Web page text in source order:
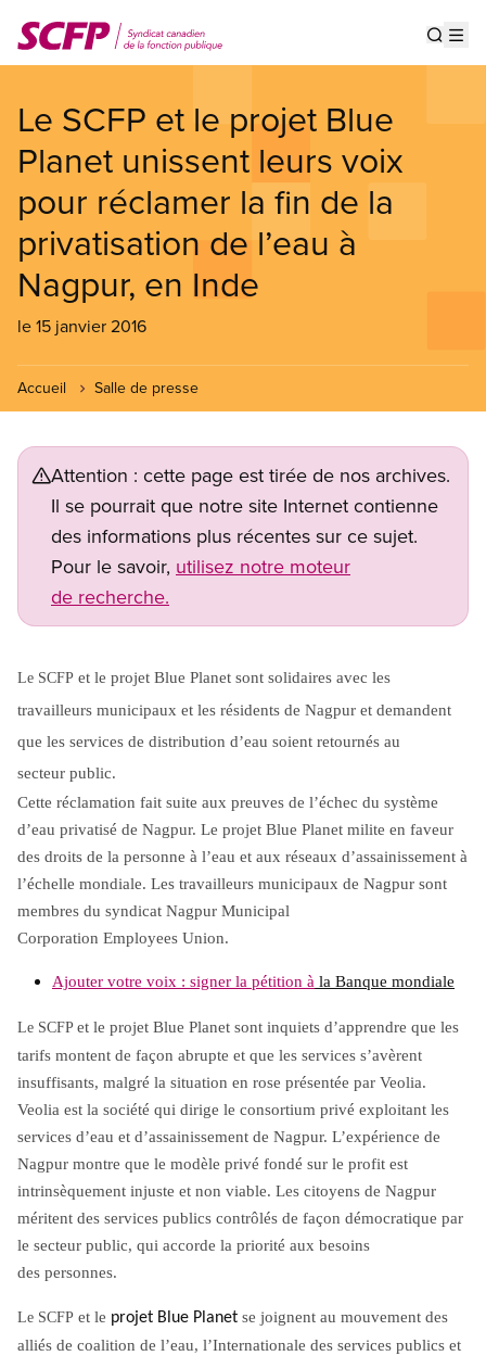
au
contenu
Le SCFP et le projet Blue
Planet unissent leurs voix
pour réclamer la fin de la
privatisation de l’eau à
Nagpur, en Inde
le 15 janvier 2016
Accueil Salle de presse
Attention : cette page est tirée de nos archives.
Il se pourrait que notre site Internet contienne
des informations plus récentes sur ce sujet.
Pour le savoir, utilisez notre moteur
de recherche.
Open image in modal
Le SCFP et le projet Blue Planet sont solidaires avec les
travailleurs municipaux et les résidents de Nagpur et demandent
que les services de distribution d’eau soient retournés au
secteur public.
Cette réclamation fait suite aux preuves de l’échec du système
d’eau privatisé de Nagpur. Le projet Blue Planet milite en faveur
des droits de la personne à l’eau et aux réseaux d’assainissement à
l’échelle mondiale. Les travailleurs municipaux de Nagpur sont
membres du syndicat Nagpur Municipal
Corporation Employees Union.
Ajouter votre voix : signer la pétition à la Banque mondiale
Le SCFP et le projet Blue Planet sont inquiets d’apprendre que les
tarifs montent de façon abrupte et que les services s’avèrent
insuffisants, malgré la situation en rose présentée par Veolia.
Veolia est la société qui dirige le consortium privé exploitant les
services d’eau et d’assainissement de Nagpur. L’expérience de
Nagpur montre que le modèle privé fondé sur le profit est
intrinsèquement injuste et non viable. Les citoyens de Nagpur
méritent des services publics contrôlés de façon démocratique par
le secteur public, qui accorde la priorité aux besoins
des personnes.
Le SCFP et le projet Blue Planet se joignent au mouvement des
alliés de coalition de l’eau, l’Internationale des services publics et